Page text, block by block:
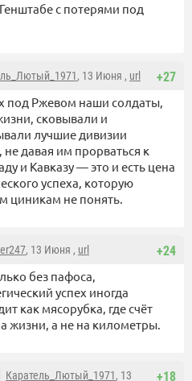
с потерями под
+27
, 13 Июня , url
под Ржевом наши солдаты,
сковывали и
лучшие дивизии
не давая им прорваться к
и Кавказу — это и есть цена
успеха, которую
циникам не понять.
+24
, 13 Июня , url
без пафоса,
успех иногда
как мясорубка, где счёт
жизни, а не на километры.
+18
Каратель_Лютый_1971, 13